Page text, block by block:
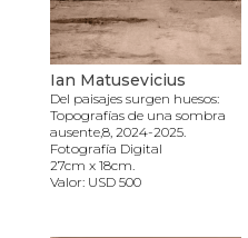
Ian Matusevicius
Del paisajes surgen huesos:
Topografías de una sombra
ausente,8, 2024-2025.
Fotografía Digital
27cm x 18cm.
Valor: USD 500